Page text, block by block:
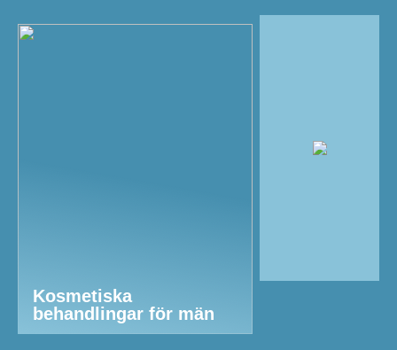
Kosmetiska
behandlingar för män